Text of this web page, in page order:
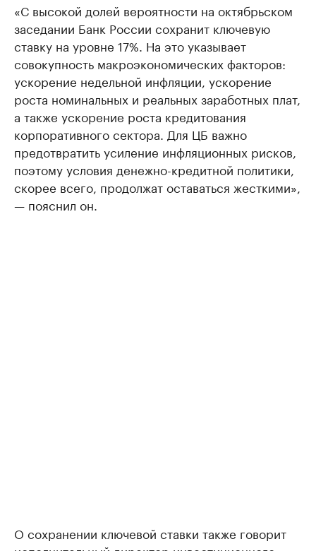
«С высокой долей вероятности на октябрьском
заседании Банк России сохранит ключевую
ставку на уровне 17%. На это указывает
совокупность макроэкономических факторов:
ускорение недельной инфляции, ускорение
роста номинальных и реальных заработных плат,
а также ускорение роста кредитования
корпоративного сектора. Для ЦБ важно
предотвратить усиление инфляционных рисков,
поэтому условия денежно-кредитной политики,
скорее всего, продолжат оставаться жесткими»,
— пояснил он.
О сохранении ключевой ставки также говорит